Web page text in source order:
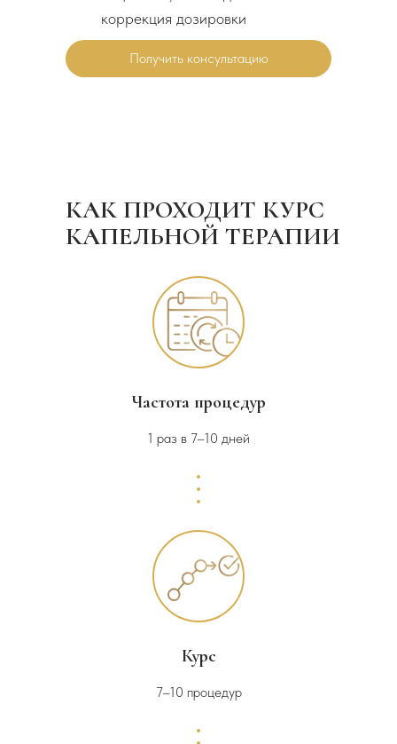
коррекция дозировки
Получить консультацию
КАК ПРОХОДИТ КУРС
КАПЕЛЬНОЙ ТЕРАПИИ
Частота процедур
1 раз в 7–10 дней
Курс
7–10 процедур